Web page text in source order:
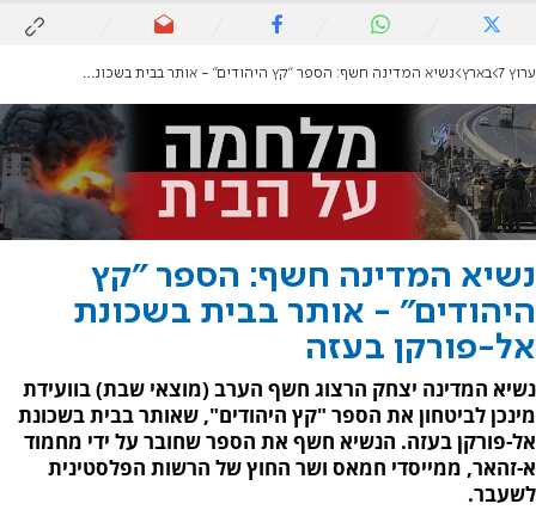
ערוץ 7 בארץ נשיא המדינה חשף: הספר "קץ היהודים" - אותר בבית בשכונת אל-פורקן בעזה
נשיא המדינה חשף: הספר "קץ
היהודים" - אותר בבית בשכונת
אל-פורקן בעזה
נשיא המדינה יצחק הרצוג חשף הערב (מוצאי שבת) בוועידת
מינכן לביטחון את הספר "קץ היהודים", שאותר בבית בשכונת
אל-פורקן בעזה. הנשיא חשף את הספר שחובר על ידי מחמוד
א-זהאר, ממייסדי חמאס ושר החוץ של הרשות הפלסטינית
לשעבר.